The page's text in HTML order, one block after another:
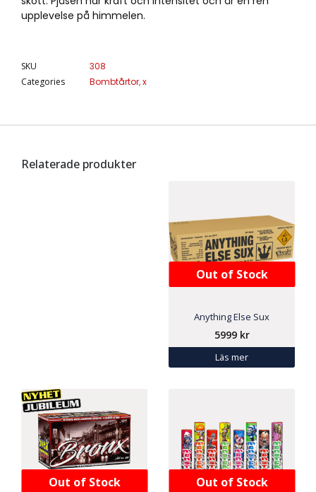
upplevelse på himmelen.
SKU
308
Categories
Bombtårtor,x
Relaterade produkter
Out of Stock
Anything Else Sux
5999 kr
Läs mer
Out of Stock Out of Stock